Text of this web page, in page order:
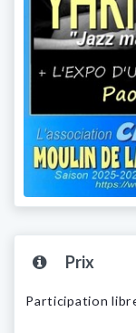
Prix
Participation